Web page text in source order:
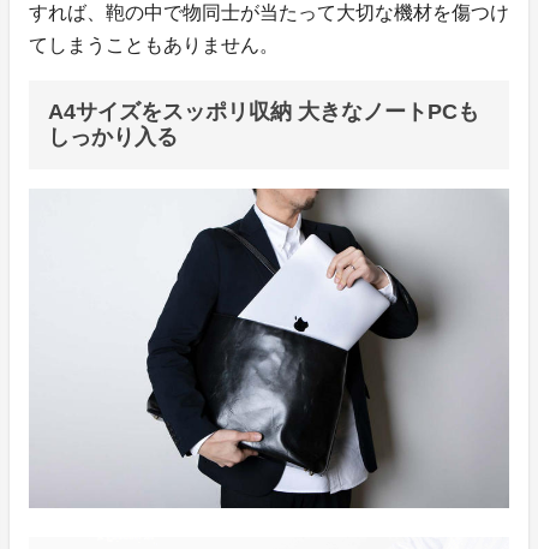
すれば、鞄の中で物同士が当たって大切な機材を傷つけ
てしまうこともありません。
A4サイズをスッポリ収納 大きなノートPCも
しっかり入る